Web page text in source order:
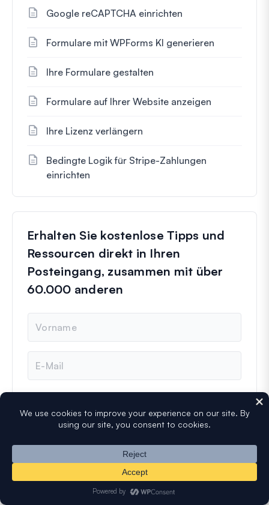
Google reCAPTCHA einrichten
Formulare mit WPForms KI generieren
Ihre Formulare gestalten
Formulare auf Ihrer Website anzeigen
Ihre Lizenz verlängern
Bedingte Logik für Stripe-Zahlungen
einrichten
Erhalten Sie kostenlose Tipps und
Ressourcen direkt in Ihren
Posteingang, zusammen mit über
60.000 anderen
m
e
M
a
l
Abonnieren